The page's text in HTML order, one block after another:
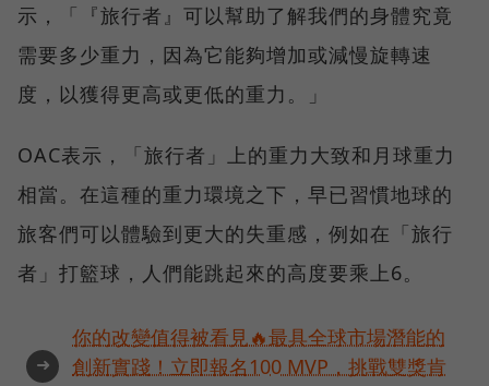
示，「『旅行者』可以幫助了解我們的身體究竟
需要多少重力，因為它能夠增加或減慢旋轉速
度，以獲得更高或更低的重力。」
OAC表示，「旅行者」上的重力大致和月球重力
相當。在這種的重力環境之下，早已習慣地球的
旅客們可以體驗到更大的失重感，例如在「旅行
者」打籃球，人們能跳起來的高度要乘上6。
➜
你的改變值得被看見🔥最具全球市場潛能的
創新實踐！立即報名100 MVP，挑戰雙獎肯